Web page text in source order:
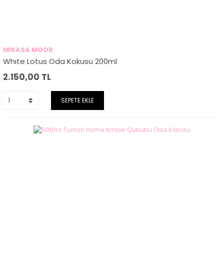
MİKASA MOOR
Whıte Lotus Oda Kokusu 200ml
2.150,00 TL
SEPETE EKLE